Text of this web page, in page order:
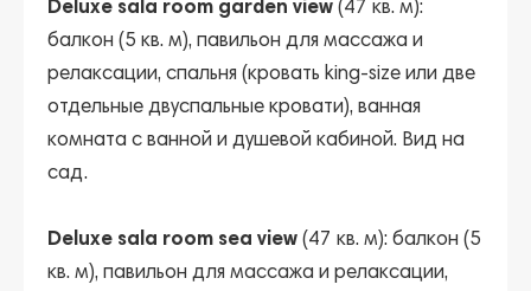
Deluxe sala room garden view (47 кв. м):
балкон (5 кв. м), павильон для массажа и
релаксации, спальня (кровать king-size или две
отдельные двуспальные кровати), ванная
комната с ванной и душевой кабиной. Вид на
сад.
Deluxe sala room sea view (47 кв. м): балкон (5
кв. м), павильон для массажа и релаксации,